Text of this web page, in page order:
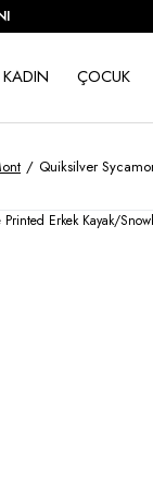
KADIN ÇOCUK
Quiksilver